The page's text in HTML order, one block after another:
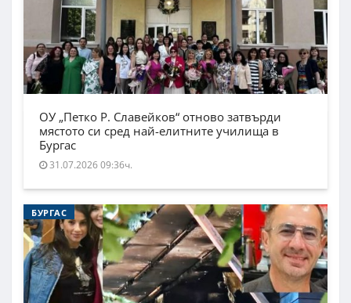
ОУ „Петко Р. Славейков“ отново затвърди
мястото си сред най-елитните училища в
Бургас
31.07.2026 09:36ч.
БУРГАС